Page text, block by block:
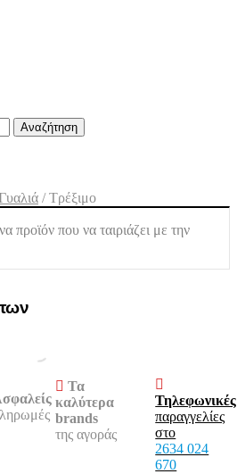
Αναζήτηση
/Τρέξιμο
προϊόν που να ταιριάζει με την
Τα
καλύτερα
brands
της αγοράς
Τηλεφωνικές
παραγγελίες
στο
2634 024
670